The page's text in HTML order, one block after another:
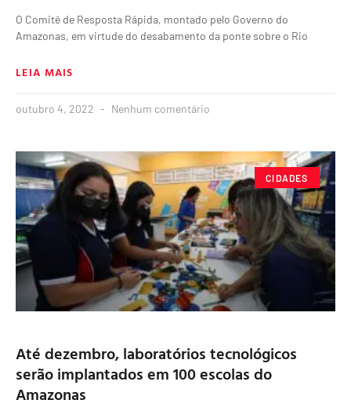
O Comitê de Resposta Rápida, montado pelo Governo do
Amazonas, em virtude do desabamento da ponte sobre o Rio
LEIA MAIS
outubro 4, 2022 Nenhum comentário
CIDADES
Até dezembro, laboratórios tecnológicos
serão implantados em 100 escolas do
Amazonas